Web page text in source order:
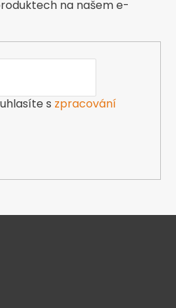
na našem e-
s zpracování